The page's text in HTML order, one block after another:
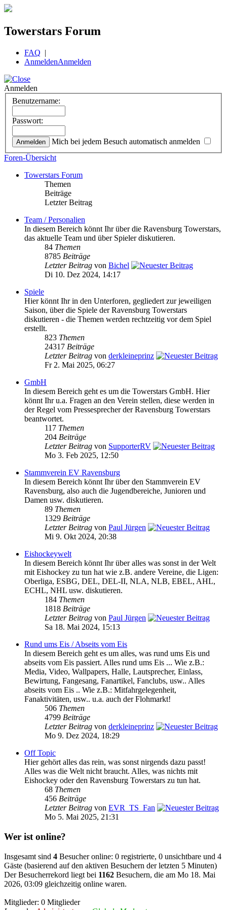
Towerstars Forum
FAQ |
AnmeldenAnmelden
Anmelden
Benutzername:
Passwort:
Mich bei jedem Besuch automatisch anmelden
Foren-Übersicht
Towerstars Forum
Themen
Beiträge
Letzter Beitrag
Team / Personalien
In diesem Bereich könnt Ihr über die Ravensburg Towerstars,
das aktuelle Team und über Spieler diskutieren.
84 Themen
8785 Beiträge
Letzter Beitrag von Bichel
Di 10. Dez 2024, 14:17
Spiele
Hier könnt Ihr in den Unterforen, gegliedert zur jeweiligen
Saison, über die Spiele der Ravensburg Towerstars
diskutieren - die Themen werden rechtzeitig vor dem Spiel
erstellt.
823 Themen
24317 Beiträge
Letzter Beitrag von derkleineprinz
Fr 2. Mai 2025, 06:27
GmbH
In diesem Bereich geht es um die Towerstars GmbH. Hier
könnt Ihr u.a. Fragen an den Verein stellen, diese werden in
der Regel vom Pressesprecher der Ravensburg Towerstars
beantwortet.
117 Themen
204 Beiträge
Letzter Beitrag von SupporterRV
Mo 3. Feb 2025, 12:50
Stammverein EV Ravensburg
In diesem Bereich könnt Ihr über den Stammverein EV
Ravensburg, also auch die Jugendbereiche, Junioren und
Damen usw. diskutieren.
89 Themen
1329 Beiträge
Letzter Beitrag von Paul Jürgen
Mi 9. Okt 2024, 20:38
Eishockeywelt
In diesem Bereich könnt Ihr über alles was sonst in der Welt
mit Eishockey zu tun hat wie z.B. andere Vereine, die Ligen:
Oberliga, ESBG, DEL, DEL-II, NLA, NLB, EBEL, AHL,
ECHL, NHL usw. diskutieren.
184 Themen
1818 Beiträge
Letzter Beitrag von Paul Jürgen
Sa 18. Mai 2024, 15:13
Rund ums Eis / Abseits vom Eis
In diesem Bereich geht es um alles, was rund ums Eis und
abseits vom Eis passiert. Alles rund ums Eis ... Wie z.B.:
Media, Video, Wallpapers, Halle, Lautsprecher, Einlass,
Bewirtung, Fangesang, Fanartikel, Fanclubs, usw.. Alles
abseits vom Eis .. Wie z.B.: Mitfahrgelegenheit,
Fanaktivitäten, usw.. u.a. auch der Flohmarkt!
506 Themen
4799 Beiträge
Letzter Beitrag von derkleineprinz
Mo 9. Dez 2024, 18:29
Off Topic
Hier gehört alles das rein, was sonst nirgends dazu passt!
Alles was die Welt nicht braucht. Alles, was nichts mit
Eishockey oder den Ravensburg Towerstars zu tun hat.
68 Themen
456 Beiträge
Letzter Beitrag von EVR_TS_Fan
Mo 5. Mai 2025, 21:31
Wer ist online?
Insgesamt sind 4 Besucher online: 0 registrierte, 0 unsichtbare und 4
Gäste (basierend auf den aktiven Besuchern der letzten 5 Minuten)
Der Besucherrekord liegt bei 1162 Besuchern, die am Mo 18. Mai
2026, 03:09 gleichzeitig online waren.
Mitglieder: 0 Mitglieder